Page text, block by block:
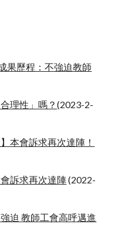
果歷程：不強迫教師
理性」嗎？(2023-2-
本會訴求再次達陣！
訴求再次達陣(2022-
迫 教師工會高呼邁進